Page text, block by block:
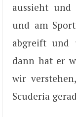
aussieht
und am
abgreift und
dann hat er
wir
Scuderia